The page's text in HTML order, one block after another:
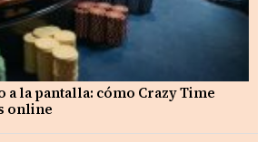
a la pantalla: cómo Crazy Time
online